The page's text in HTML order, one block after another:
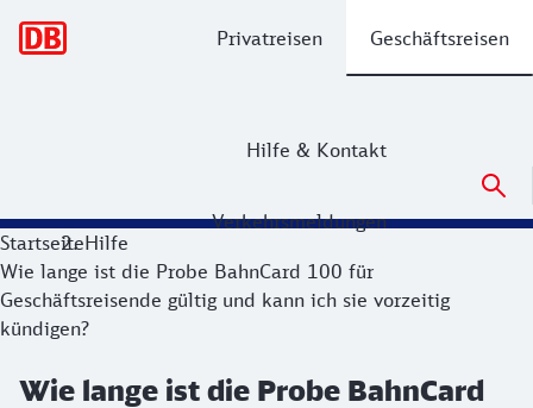
Privatreisen Geschäftsreisen
Hilfe & Kontakt
Verkehrsmeldungen
StartseiteHilfe
Wie lange ist die Probe BahnCard 100 für
Geschäftsreisende gültig und kann ich sie vorzeitig
kündigen?
Wie lange ist die Probe BahnCard